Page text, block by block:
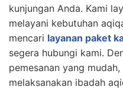
kunjungan Anda. Kami
melayani kebutuhan
mencari layanan paket
segera hubungi kami.
pemesanan yang
melaksanakan ibadah